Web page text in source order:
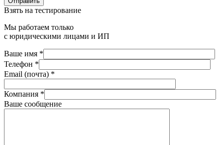
Взять на тестирование
Мы работаем только
с юридическими лицами и ИП
Ваше имя *
Телефон *
Email (почта) *
Компания *
Ваше сообщение